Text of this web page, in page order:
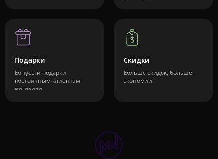
Подарки
Бонусы и подарки
постоянным клиентам
магазина
Скидки
Больше скидок, больше
экономии!